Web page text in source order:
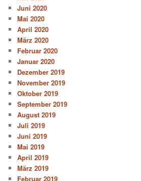
Juni 2020
Mai 2020
April 2020
März 2020
Februar 2020
Januar 2020
Dezember 2019
November 2019
Oktober 2019
September 2019
August 2019
Juli 2019
Juni 2019
Mai 2019
April 2019
März 2019
Februar 2019